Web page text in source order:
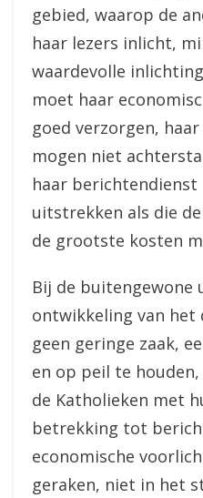
gebied, waarop de
haar lezers inlicht,
waardevolle
moet haar
goed verzorgen,
mogen niet
haar berichtendienst
uitstrekken als die
de grootste kosten
Bij de buitengewone
ontwikkeling van het
geen geringe zaak,
en op peil te
de Katholieken met
betrekking tot
economische
geraken, niet in het